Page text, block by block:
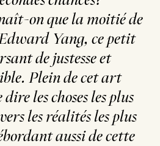
on que la moitié de
Yang, ce petit
de justesse et
Plein de cet art
les choses les plus
les réalités les plus
aussi de cette